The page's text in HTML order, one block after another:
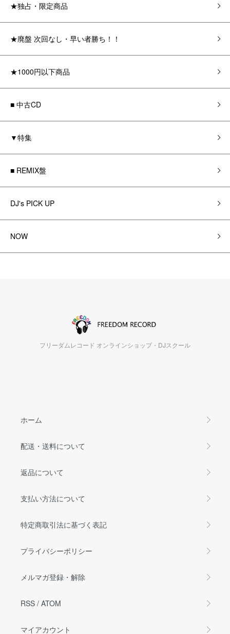
★独占・限定商品
★廃盤 次回なし・早い者勝ち！！
★1000円以下商品
■ 中古CD
▼特集
■ REMIX盤
DJ's PICK UP
NOW
フリーダムレコード オンラインショップ・DJスクール
ホーム
配送・送料について
返品について
支払い方法について
特定商取引法に基づく表記
プライバシーポリシー
メルマガ登録・解除
RSS / ATOM
マイアカウント